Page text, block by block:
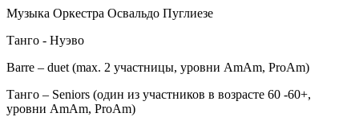
Музыка Оркестра Освальдо Пуглиезе
Танго - Нуэво
Barre – duet (max. 2 участницы, уровни AmAm, ProAm)
Танго – Seniors (один из участников в возрасте 60 -60+,
уровни AmAm, ProAm)